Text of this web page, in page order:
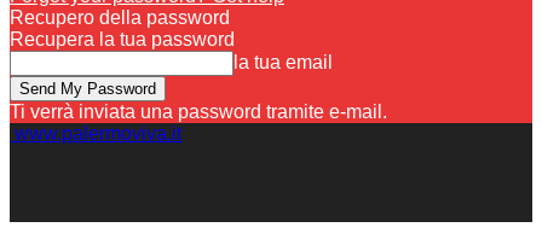
Recupero della password
Recupera la tua password
la tua email
Ti verrà inviata una password tramite e-mail.
www.palermoviva.it